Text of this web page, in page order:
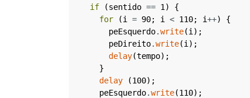
if (sentido == 1 )
{
for
(i = 90; i < 110; i++)
{
peEsquerdo.write(i ) ;
peDireito.write(i ) ;
delay(tempo) ;
}
delay
(100) ;
peEsquerdo.write(110) ;